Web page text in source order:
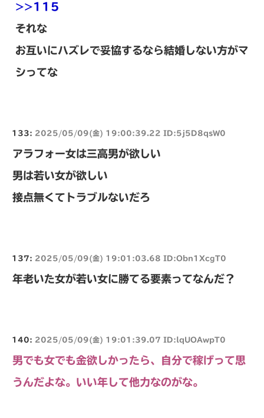
>>115
それな
お互いにハズレで妥協するなら結婚しない方がマ
シってな
133: 2025/05/09(金) 19:00:39.22 ID:5j5D8qsW0
アラフォー女は三高男が欲しい
男は若い女が欲しい
接点無くてトラブルないだろ
137: 2025/05/09(金) 19:01:03.68 ID:Obn1XcgT0
年老いた女が若い女に勝てる要素ってなんだ？
140: 2025/05/09(金) 19:01:39.07 ID:lqUOAwpT0
男でも女でも金欲しかったら、自分で稼げって思
うんだよな。いい年して他力なのがな。